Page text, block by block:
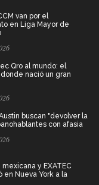
van por el
en Liga Mayor de
Qro al mundo: el
nació un gran
buscan "devolver la
con afasia
mexicana y EXATEC
en Nueva York a la